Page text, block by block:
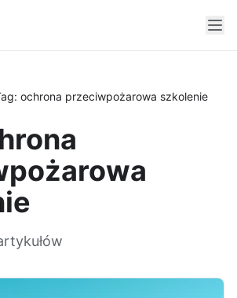
ochrona przeciwpożarowa szkolenie